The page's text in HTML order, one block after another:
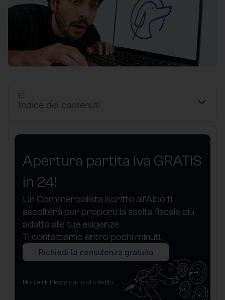
Apertura partita iva GRATIS
in 24!
Un Commercialista iscritto all’Albo ti
ascolterà per proporti la scelta fiscale più
adatta alle tue esigenze
Ti contattiamo entro pochi minuti.
Richiedi la consulenza gratuita
Non è richiesta carta di credito
Indice dei contenuti